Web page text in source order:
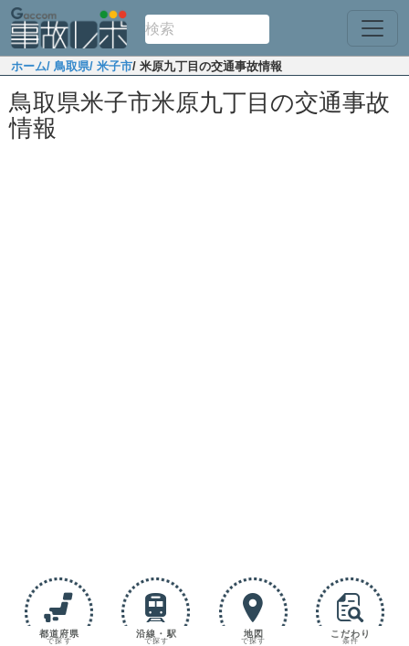
ホーム/ 鳥取県/ 米子市/ 米原九丁目の交通事故情報
鳥取県米子市米原九丁目の交通事故
情報
都道府県
で探す
沿線・駅
で探す
地図
で探す
こだわり
条件